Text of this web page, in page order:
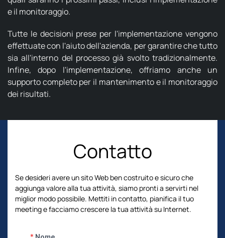
e il monitoraggio.
Tutte le decisioni prese per l'implementazione vengono
effettuate con l'aiuto dell'azienda, per garantire che tutto
sia all'interno del processo già svolto tradizionalmente.
Infine, dopo l'implementazione, offriamo anche un
supporto completo per il mantenimento e il monitoraggio
dei risultati.
Contatto
Se desideri avere un sito Web ben costruito e sicuro che
aggiunga valore alla tua attività, siamo pronti a servirti nel
miglior modo possibile. Mettiti in contatto, pianifica il tuo
meeting e facciamo crescere la tua attività su Internet.